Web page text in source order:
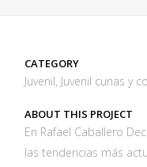
CATEGORY
Juvenil, Juvenil cunas y
ABOUT THIS PROJECT
En Rafael Caballero
las tendencias más